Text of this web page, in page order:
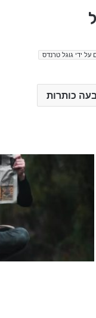
על ידי גוגל טרנדס
כותרות
ו